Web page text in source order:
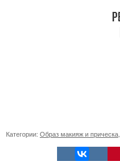
Категории: Образ макияж и прическа,